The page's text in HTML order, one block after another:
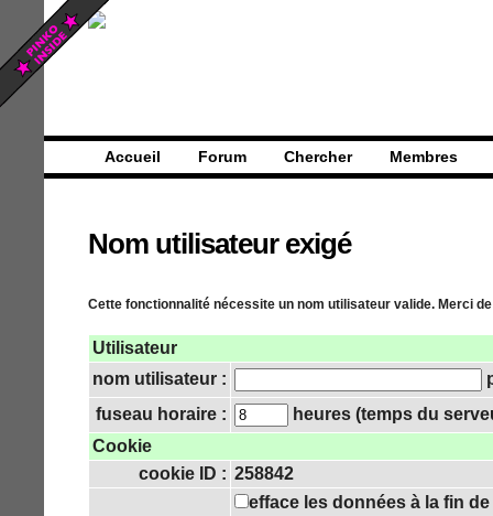
Accueil Forum Chercher Membres
Nom utilisateur exigé
Cette fonctionnalité nécessite un nom utilisateur valide. Merci
Utilisateur
nom utilisateur :
fuseau horaire :
heures (temps du
Cookie
cookie ID : 258842
efface les données à la fin